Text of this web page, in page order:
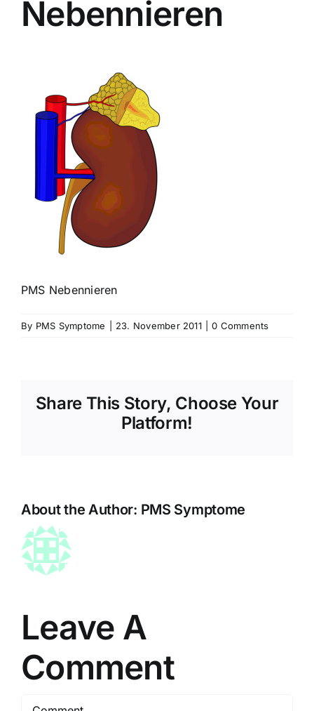
Nebennieren
PMS Nebennieren
By PMS Symptome 23. November 2011 0 Comments
Share This Story, Choose Your
Platform!
About the Author: PMS Symptome
Leave A
Comment
Comment